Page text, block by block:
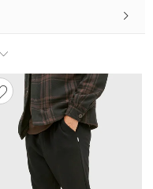
διαθέσιμα και σε μάξι